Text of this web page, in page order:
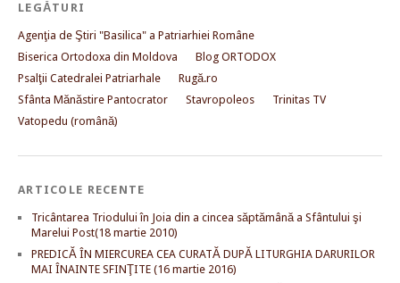
LEGĂTURI
Agenţia de Ştiri "Basilica" a Patriarhiei Române
Biserica Ortodoxa din Moldova
Blog ORTODOX
Psalţii Catedralei Patriarhale
Rugă.ro
Sfânta Mănăstire Pantocrator
Stavropoleos
Trinitas TV
Vatopedu (română)
ARTICOLE RECENTE
Tricântarea Triodului în Joia din a cincea săptămână a Sfântului şi
Marelui Post(18 martie 2010)
PREDICĂ ÎN MIERCUREA CEA CURATĂ DUPĂ LITURGHIA DARURILOR
MAI ÎNAINTE SFINŢITE (16 martie 2016)